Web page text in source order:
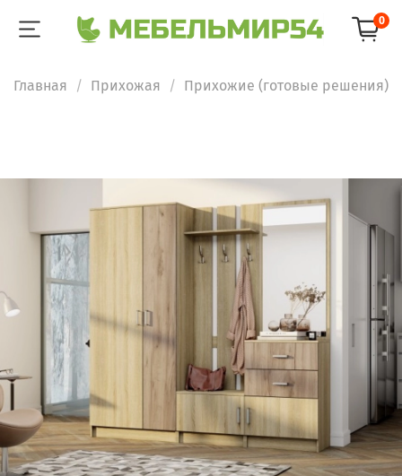
0
Главная Прихожая Прихожие (готовые решения)